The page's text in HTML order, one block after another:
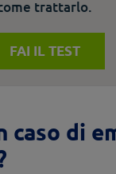
trattarlo.
FAI IL TEST
caso di